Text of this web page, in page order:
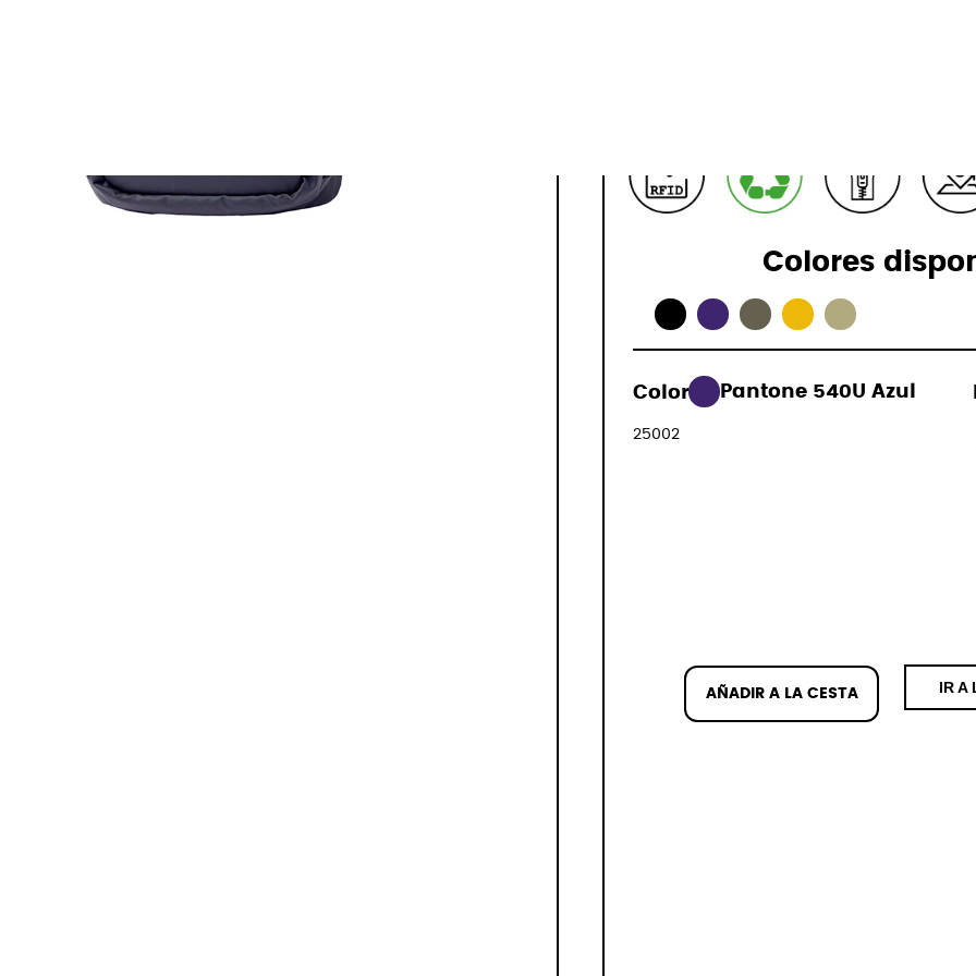
Colores
Color: Pantone 540U Azul
25002
89,00 € (IVA
IR A
AÑADIR A LA CESTA